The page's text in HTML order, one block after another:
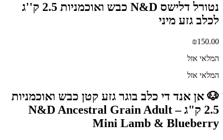
נטורל דלישס N&D כבש ואוכמניות 2.5 ק''ג
לכלב גזע מיני
₪150.00
המלאי אזל
המלאי אזל
🐶 אן אנד די כלב בוגר גזע קטן כבש ואוכמניות
2.5 ק"ג – N&D Ancestral Grain Adult
Mini Lamb & Blueberry